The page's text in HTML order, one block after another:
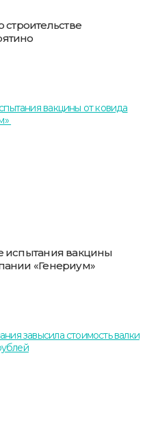
строительстве
испытания вакцины
«Генериум»